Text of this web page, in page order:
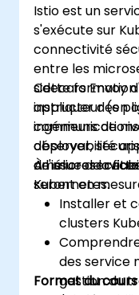
Istio est un
s'exécute sur
connectivité
entre les
sidecars Envoy
appliquer des
observabilité
améliorer la
Cette
instructeur (en
ingénieurs de
déployer,
de
Kubernetes.
À l'issue de
seront en
Installer et
clusters
des service
gestion du
Format du cours